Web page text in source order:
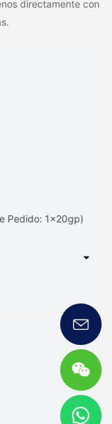
directamente con
Pedido: 1x20gp)